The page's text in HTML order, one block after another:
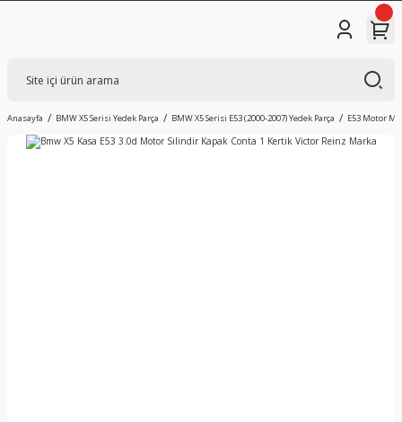
Anasayfa BMW X5 Serisi Yedek Parça BMW X5 Serisi E53 (2000-2007) Yedek Parça E53 Motor